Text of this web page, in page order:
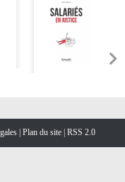
| Plan du site |RSS 2.0